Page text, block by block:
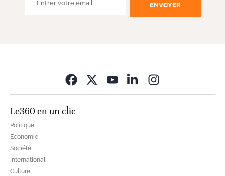
ENVOYER
Le360 en un clic
Politique
Economie
Société
International
Culture